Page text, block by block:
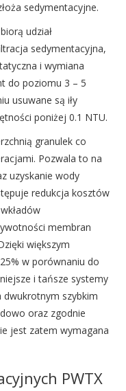
sedymentacyjne.
udział
sedymentacyjna,
i wymiana
do poziomu 3 – 5
usuwane są iły
poniżej 0.1 NTU.
granulek co
Pozwala to na
uzyskanie wody
redukcja kosztów
membran
większym
w porównaniu do
i tańsze systemy
dwukrotnym szybkim
oraz zgodnie
jest zatem wymagana
PWTX